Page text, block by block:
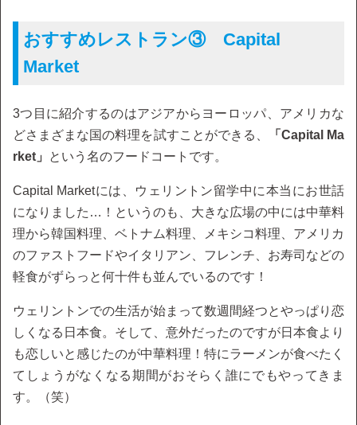
おすすめレストラン③ Capital
Market
3つ目に紹介するのはアジアからヨーロッパ、アメリカな
どさまざまな国の料理を試すことができる、
「Capital Ma
rket」
という名のフードコートです。
Capital Marketには、ウェリントン留学中に本当にお世話
になりました…！というのも、大きな広場の中には中華料
理から韓国料理、ベトナム料理、メキシコ料理、アメリカ
のファストフードやイタリアン、フレンチ、お寿司などの
軽食がずらっと何十件も並んでいるのです！
ウェリントンでの生活が始まって数週間経つとやっぱり恋
しくなる日本食。そして、意外だったのですが日本食より
も恋しいと感じたのが中華料理！特にラーメンが食べたく
てしょうがなくなる期間がおそらく誰にでもやってきま
す。（笑）